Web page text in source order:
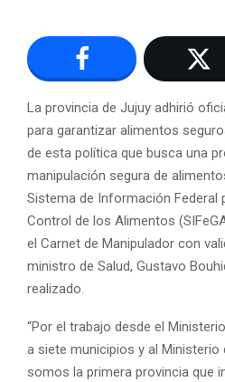
La provincia de Jujuy adhirió
para garantizar alimentos
de esta política que busca una
manipulación segura de
Sistema de Información Federal
Control de los Alimentos
el Carnet de Manipulador con
ministro de Salud, Gustavo
realizado.
“Por el trabajo desde el
a siete municipios y al Ministerio
somos la primera provincia que